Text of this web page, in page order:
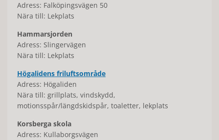
Adress: Falköpingsvägen 50
Nära till: Lekplats
Hammarsjorden
Adress: Slingervägen
Nära till: Lekplats
Högalidens friluftsområde
Adress: Högaliden
Nära till: grillplats, vindskydd,
motionsspår/längdskidspår, toaletter, lekplats
Korsberga skola
Adress: Kullaborgsvägen